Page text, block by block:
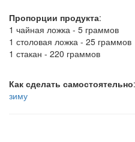
Пропорции продукта:
1 чайная ложка - 5 граммов
1 столовая ложка - 25 граммов
1 стакан - 220 граммов
Как сделать самостоятельно:
зиму